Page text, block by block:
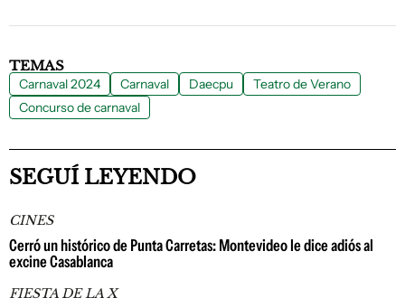
TEMAS
Carnaval 2024 Carnaval Daecpu
Teatro de Verano
Concurso de carnaval
SEGUÍ LEYENDO
CINES
Cerró un histórico de Punta Carretas: Montevideo le dice adiós al
excine Casablanca
FIESTA DE LA X